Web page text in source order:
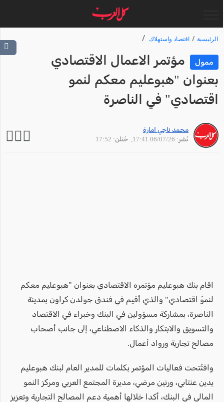
الرئيسية اقتصاد واستهلاك
ممول
مؤتمر الاعمال الاقتصادي
بعنوان "هبوعليم معكم لنمو
اقتصادي" في الناصرة
محمد ناجي امارة
نُشر: 06/07/26 17:41
, حُتلن: 17:52
اقام بنك هبوعليم مؤتمره الاقتصادي بعنوان "هبوعليم معكم
لنموّ اقتصادي" والذي أقيم في فندق جولدن كراون بمدينة
الناصرة، بمشاركة مسؤولين في البنك وخبراء في الاقتصاد
والتسويق والابتكار والذكاء الاصطناعي، إلى جانب أصحاب
مصالح تجارية ورواد أعمال.
وافتُتحت فعاليات المؤتمر بكلمات للمدير العام لبنك هبوعليم
يدين عنتابي، ورنين مرضي، مديرة المجتمع العربي ومركز النمو
المالي في البنك، أكدا خلالها أهمية دعم المصالح التجارية وتعزيز